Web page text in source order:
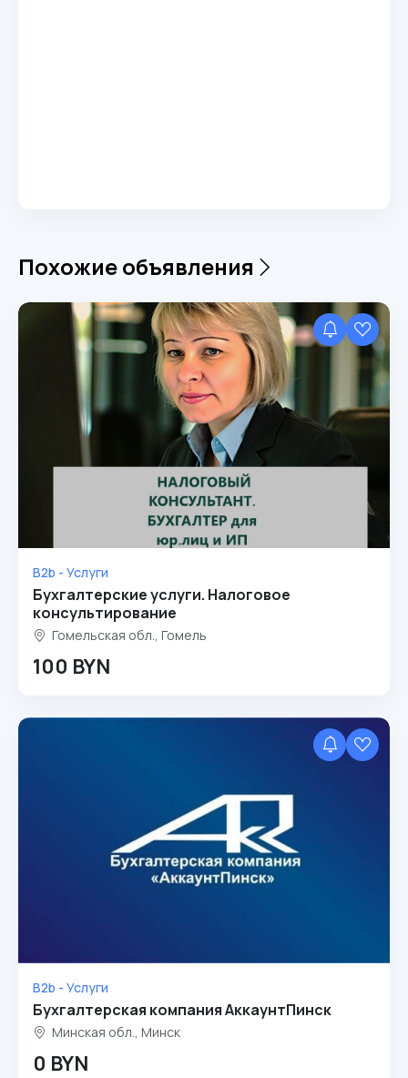
Похожие объявления
B2b - Услуги
Бухгалтерские услуги. Налоговое
консультирование
Гомельская обл., Гомель
100 BYN
B2b - Услуги
Бухгалтерская компания АккаунтПинск
Минская обл., Минск
0 BYN